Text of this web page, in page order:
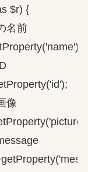
$r) {
の名前
像
message